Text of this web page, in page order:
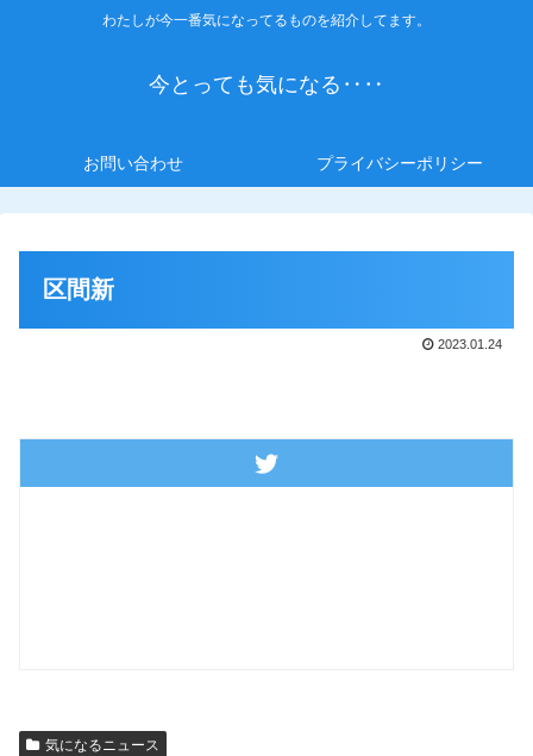
わたしが今一番気になってるものを紹介してます。
今とっても気になる‥‥
お問い合わせ プライバシーポリシー
区間新
2023.01.24
気になるニュース